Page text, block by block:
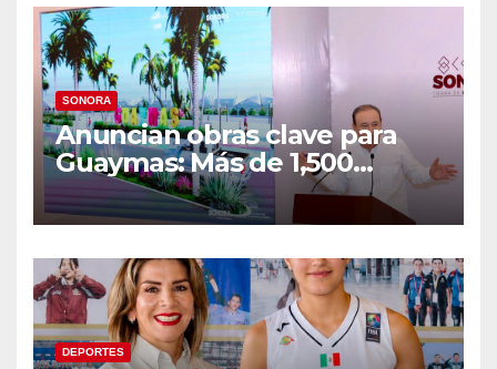
SONORA
Anuncian obras clave para
Guaymas: Más de 1,500
viviendas, modernización del
malecón y nuevo hospital del
DEPORTES